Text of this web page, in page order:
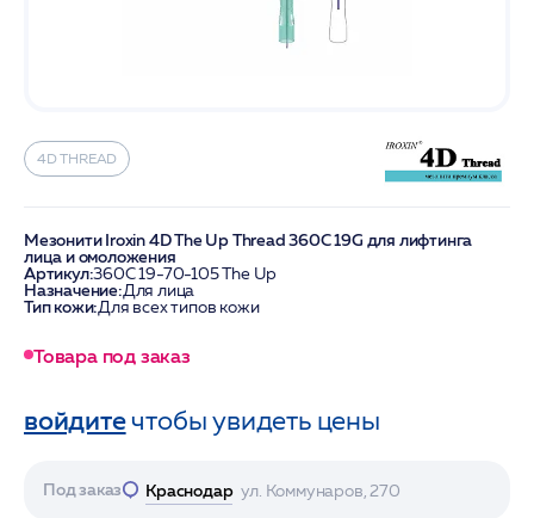
4D THREAD
Мезонити Iroxin 4D The Up Thread 360C 19G для лифтинга
лица и омоложения
Артикул:360С 19-70-105 The Up
Назначение:Для лица
Тип кожи:Для всех типов кожи
Товара под заказ
войдитечтобы увидеть цены
Под заказ Краснодар ул. Коммунаров, 270